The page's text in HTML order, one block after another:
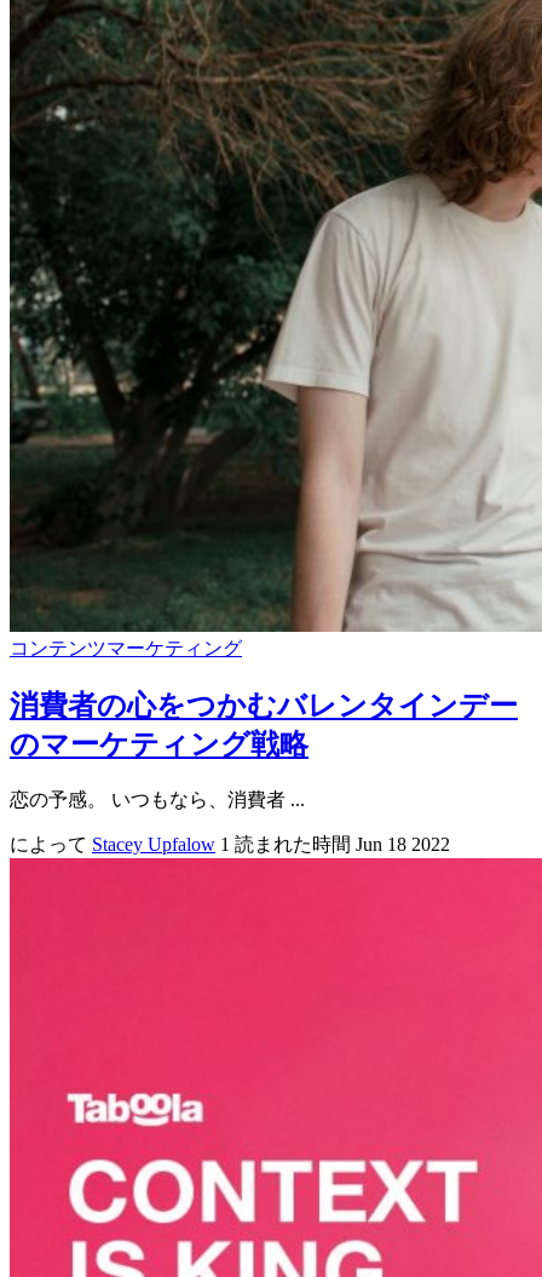
コンテンツマーケティング
消費者の心をつかむバレンタインデー
のマーケティング戦略
恋の予感。 いつもなら、消費者 ...
によって Stacey Upfalow 1 読まれた時間 Jun 18 2022